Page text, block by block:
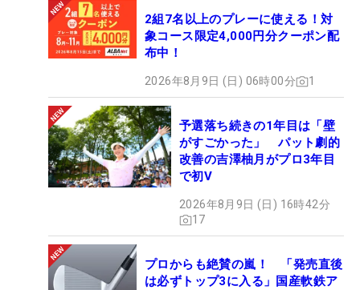
2組7名以上のプレーに使える！対
象コース限定4,000円分クーポン配
布中！
2026年8月9日 (日) 06時00分 1
予選落ち続きの1年目は「壁
がすごかった」 パット劇的
改善の吉澤柚月がプロ3年目
で初V
2026年8月9日 (日) 16時42分
17
プロからも絶賛の嵐！ 「発売直後
は必ずトップ3に入る」国産軟鉄ア